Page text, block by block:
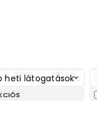
heti látogatások